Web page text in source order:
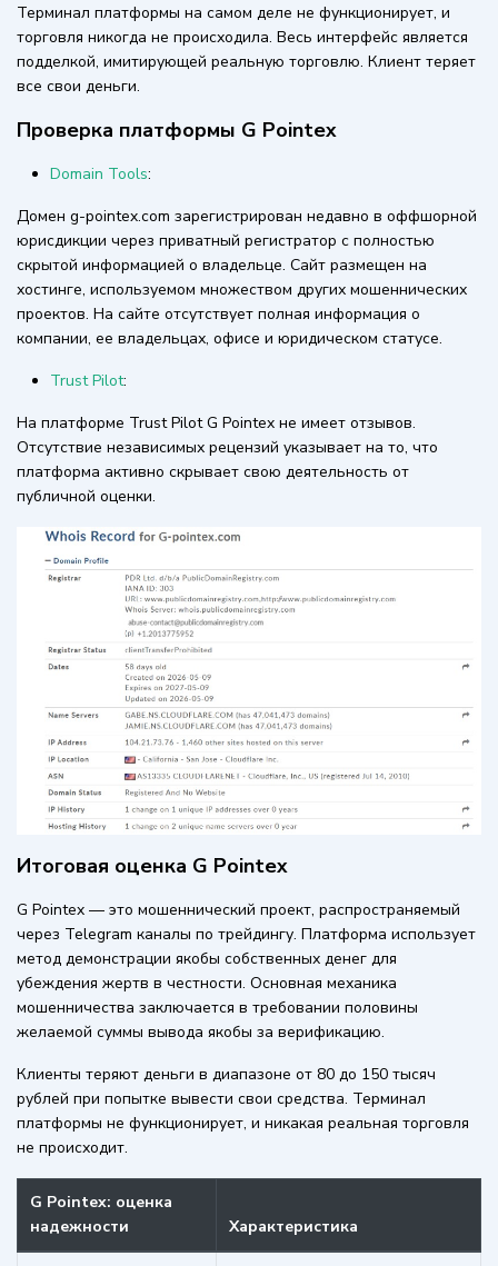
Терминал платформы на самом деле не функционирует, и
торговля никогда не происходила. Весь интерфейс является
подделкой, имитирующей реальную торговлю. Клиент теряет
все свои деньги.
Проверка платформы G Pointex
Domain Tools:
Домен g-pointex.com зарегистрирован недавно в оффшорной
юрисдикции через приватный регистратор с полностью
скрытой информацией о владельце. Сайт размещен на
хостинге, используемом множеством других мошеннических
проектов. На сайте отсутствует полная информация о
компании, ее владельцах, офисе и юридическом статусе.
Trust Pilot:
На платформе Trust Pilot G Pointex не имеет отзывов.
Отсутствие независимых рецензий указывает на то, что
платформа активно скрывает свою деятельность от
публичной оценки.
Итоговая оценка G Pointex
G Pointex — это мошеннический проект, распространяемый
через Telegram каналы по трейдингу. Платформа использует
метод демонстрации якобы собственных денег для
убеждения жертв в честности. Основная механика
мошенничества заключается в требовании половины
желаемой суммы вывода якобы за верификацию.
Клиенты теряют деньги в диапазоне от 80 до 150 тысяч
рублей при попытке вывести свои средства. Терминал
платформы не функционирует, и никакая реальная торговля
не происходит.
G Pointex: оценка
надежности
Характеристика